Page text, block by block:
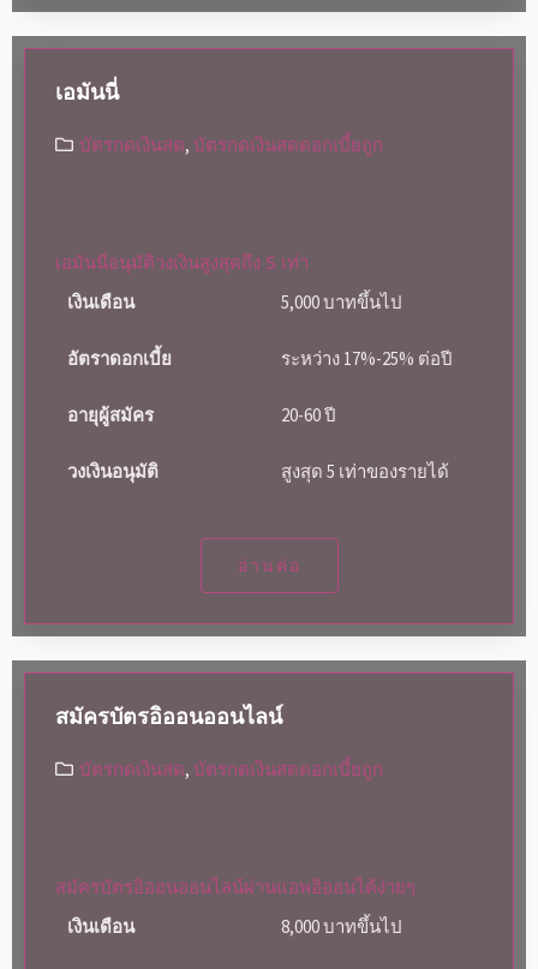
เอมันนี่
บัตรกดเงินสด, บัตรกดเงินสดดอกเบี้ยถูก
เอมันนี่อนุมัติวงเงินสูงสุดถึง 5 เท่า
เงินเดือน
5,000 บาทขึ้นไป
อัตราดอกเบี้ย ระหว่าง 17%-25% ต่อปี
อายุผู้สมัคร 20-60 ปี
วงเงินอนุมัติ สูงสุด 5 เท่าของรายได้
อ่านต่อ
สมัครบัตรอิออนออนไลน์
บัตรกดเงินสด, บัตรกดเงินสดดอกเบี้ยถูก
สมัครบัตรอิออนออนไลน์ผ่านแอพอิออนได้ง่ายๆ
เงินเดือน
8,000 บาทขึ้นไป